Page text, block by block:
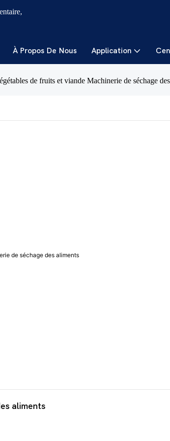
À Propos De Nous Application
de fruits et viande Machinerie de séchage
aliments